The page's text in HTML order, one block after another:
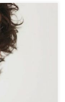
Dwa
na temat
odczuwała
bezpośrednio
[…]